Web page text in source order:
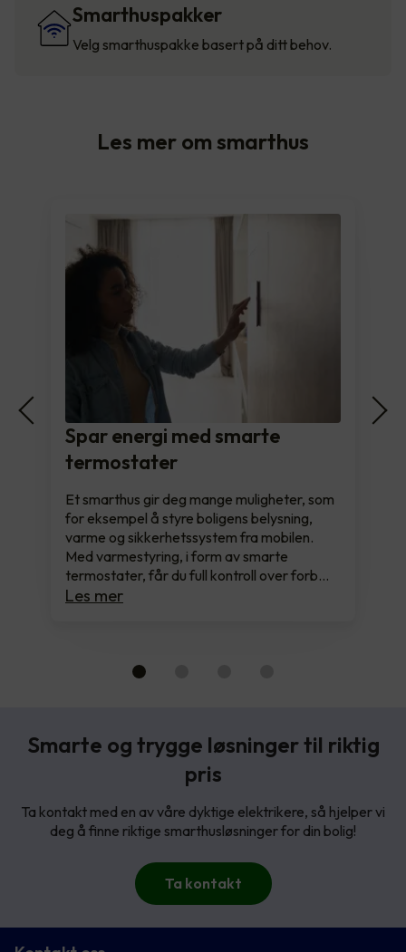
Smarthuspakker
Velg smarthuspakke basert på ditt behov.
Les mer om smarthus
Spar energi med smarte
termostater
Et smarthus gir deg mange muligheter, som
for eksempel å styre boligens belysning,
varme og sikkerhetssystem fra mobilen.
Med varmestyring, i form av smarte
termostater, får du full kontroll over forb…
Les mer
Smarte og trygge løsninger til riktig
pris
Ta kontakt med en av våre dyktige elektrikere, så hjelper vi
deg å finne riktige smarthusløsninger for din bolig!
Ta kontakt